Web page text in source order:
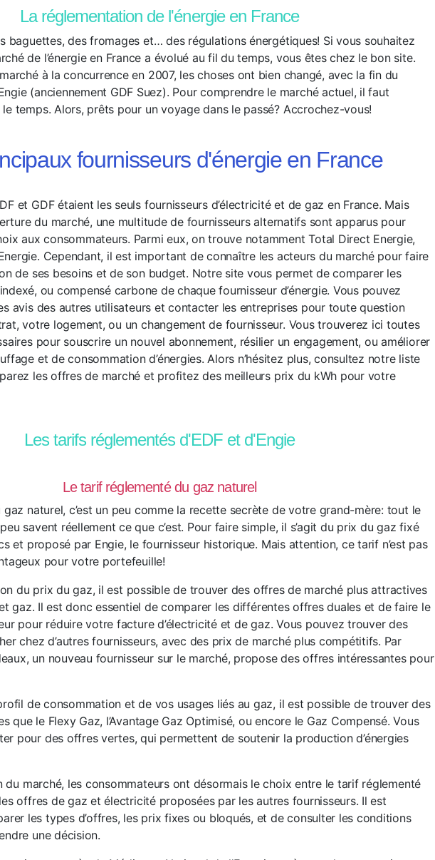
La réglementation de l'énergie en France
baguettes, des fromages et… des régulations énergétiques! Si vous souhaitez
de l’énergie en France a évolué au fil du temps, vous êtes chez le bon site.
à la concurrence en 2007, les choses ont bien changé, avec la fin du
(anciennement GDF Suez). Pour comprendre le marché actuel, il faut
temps. Alors, prêts pour un voyage dans le passé? Accrochez-vous!
fournisseurs d'énergie en France
et GDF étaient les seuls fournisseurs d’électricité et de gaz en France. Mais
du marché, une multitude de fournisseurs alternatifs sont apparus pour
aux consommateurs. Parmi eux, on trouve notamment Total Direct Energie,
Cependant, il est important de connaître les acteurs du marché pour faire
de ses besoins et de son budget. Notre site vous permet de comparer les
ou compensé carbone de chaque fournisseur d’énergie. Vous pouvez
avis des autres utilisateurs et contacter les entreprises pour toute question
votre logement, ou un changement de fournisseur. Vous trouverez ici toutes
pour souscrire un nouvel abonnement, résilier un engagement, ou améliorer
et de consommation d’énergies. Alors n’hésitez plus, consultez notre liste
les offres de marché et profitez des meilleurs prix du kWh pour votre
Les tarifs réglementés d'EDF et d'Engie
Le tarif réglementé du gaz naturel
naturel, c’est un peu comme la recette secrète de votre grand-mère: tout le
savent réellement ce que c’est. Pour faire simple, il s’agit du prix du gaz fixé
et proposé par Engie, le fournisseur historique. Mais attention, ce tarif n’est pas
pour votre portefeuille!
du prix du gaz, il est possible de trouver des offres de marché plus attractives
gaz. Il est donc essentiel de comparer les différentes offres duales et de faire le
pour réduire votre facture d’électricité et de gaz. Vous pouvez trouver des
chez d’autres fournisseurs, avec des prix de marché plus compétitifs. Par
un nouveau fournisseur sur le marché, propose des offres intéressantes pour
de consommation et de vos usages liés au gaz, il est possible de trouver des
que le Flexy Gaz, l’Avantage Gaz Optimisé, ou encore le Gaz Compensé. Vous
pour des offres vertes, qui permettent de soutenir la production d’énergies
du marché, les consommateurs ont désormais le choix entre le tarif réglementé
offres de gaz et électricité proposées par les autres fournisseurs. Il est
les types d’offres, les prix fixes ou bloqués, et de consulter les conditions
une décision.